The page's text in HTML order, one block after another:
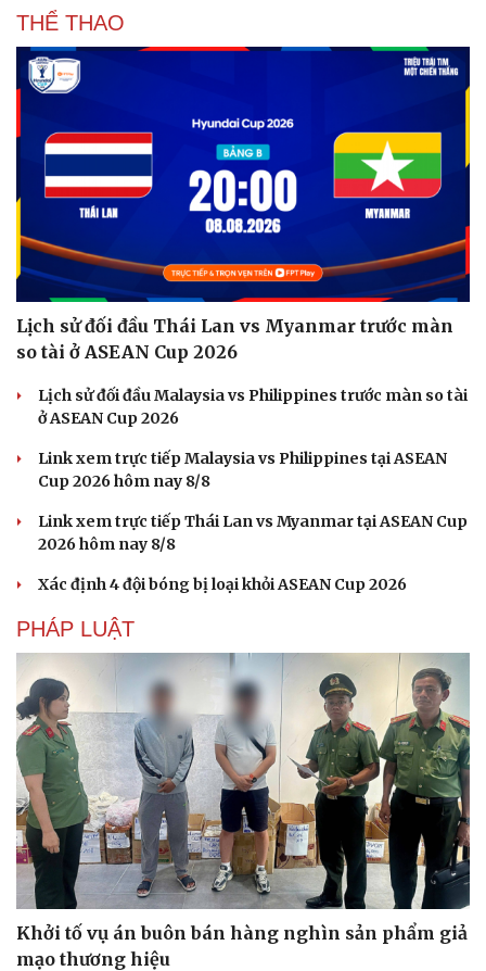
Du lịch
Tư vấn
Săn Tour
check-in
Podcast
Câu chuyện thời sự
Đọc truyện đêm khuya
Cửa sổ tình yêu
THỂ THAO
Lịch sử đối đầu Thái Lan vs Myanmar trước màn
so tài ở ASEAN Cup 2026
Lịch sử đối đầu Malaysia vs Philippines trước màn so tài
ở ASEAN Cup 2026
Link xem trực tiếp Malaysia vs Philippines tại ASEAN
Cup 2026 hôm nay 8/8
Link xem trực tiếp Thái Lan vs Myanmar tại ASEAN Cup
2026 hôm nay 8/8
Xác định 4 đội bóng bị loại khỏi ASEAN Cup 2026
PHÁP LUẬT
Khởi tố vụ án buôn bán hàng nghìn sản phẩm giả
mạo thương hiệu